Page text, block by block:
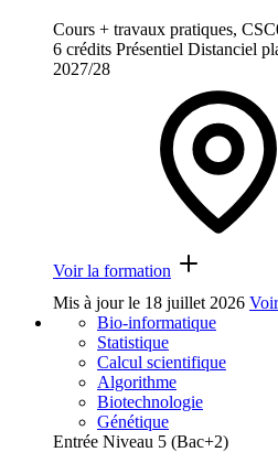
Cours + travaux pratiques,
6 crédits Présentiel Distanciel
2027/28
Voir la formation
Mis à jour le 18 juillet 2026
Bio-informatique
Statistique
Calcul scientifique
Algorithme
Biotechnologie
Génétique
Entrée Niveau 5 (Bac+2)